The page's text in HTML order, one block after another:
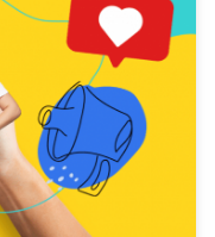
new opportunities
industry.